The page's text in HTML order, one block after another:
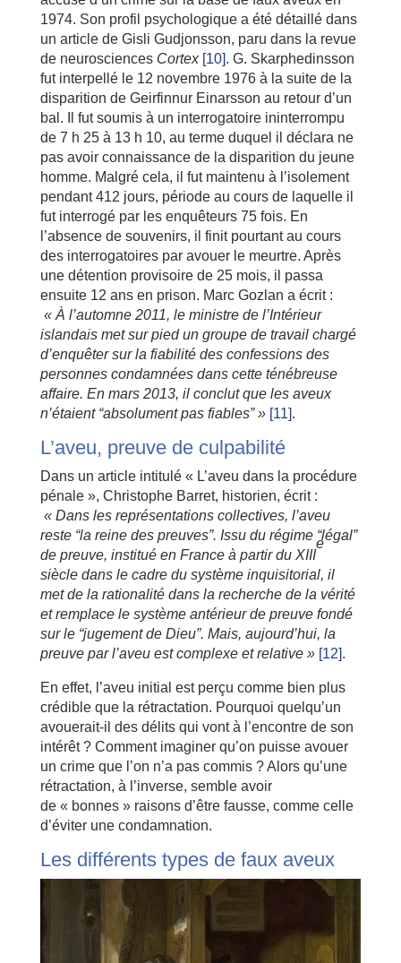
1974. Son profil psychologique a été détaillé dans
un article de Gisli Gudjonsson, paru dans la revue
de neurosciences Cortex [10]. G. Skarphedinsson
fut interpellé le 12 novembre 1976 à la suite de la
disparition de Geirfinnur Einarsson au retour d’un
bal. Il fut soumis à un interrogatoire ininterrompu
de 7 h 25 à 13 h 10, au terme duquel il déclara ne
pas avoir connaissance de la disparition du jeune
homme. Malgré cela, il fut maintenu à l’isolement
pendant 412 jours, période au cours de laquelle il
fut interrogé par les enquêteurs 75 fois. En
l’absence de souvenirs, il finit pourtant au cours
des interrogatoires par avouer le meurtre. Après
une détention provisoire de 25 mois, il passa
ensuite 12 ans en prison. Marc Gozlan a écrit :
« À l’automne 2011, le ministre de l’Intérieur
islandais met sur pied un groupe de travail chargé
d’enquêter sur la fiabilité des confessions des
personnes condamnées dans cette ténébreuse
affaire. En mars 2013, il conclut que les aveux
n’étaient “absolument pas fiables” » [11].
L’aveu, preuve de culpabilité
Dans un article intitulé « L’aveu dans la procédure
pénale », Christophe Barret, historien, écrit :
« Dans les représentations collectives, l’aveu
reste “la reine des preuves”. Issu du régime “légal”
de preuve, institué en France à partir du XIII
e
siècle dans le cadre du système inquisitorial, il
met de la rationalité dans la recherche de la vérité
et remplace le système antérieur de preuve fondé
sur le “jugement de Dieu”. Mais, aujourd’hui, la
preuve par l’aveu est complexe et relative » [12].
En effet, l’aveu initial est perçu comme bien plus
crédible que la rétractation. Pourquoi quelqu’un
avouerait-il des délits qui vont à l’encontre de son
intérêt ? Comment imaginer qu’on puisse avouer
un crime que l’on n’a pas commis ? Alors qu’une
rétractation, à l’inverse, semble avoir
de « bonnes » raisons d’être fausse, comme celle
d’éviter une condamnation.
Les différents types de faux aveux